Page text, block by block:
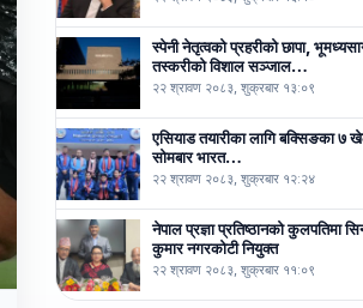
स्पेनी नेतृत्वको प्रहरीको छापा,
तस्करीको विशाल सञ्जाल…
२२ श्रावण २०८३, शुक्रबार १३:०९
एसियाड तयारीका लागि बक्सिङका ७
सोमबार भारत…
२२ श्रावण २०८३, शुक्रबार १२:२४
नेपाल प्रज्ञा प्रतिष्ठानको कुलपतिमा
कुमार नगरकोटी नियुक्त
२२ श्रावण २०८३, शुक्रबार ११:०९